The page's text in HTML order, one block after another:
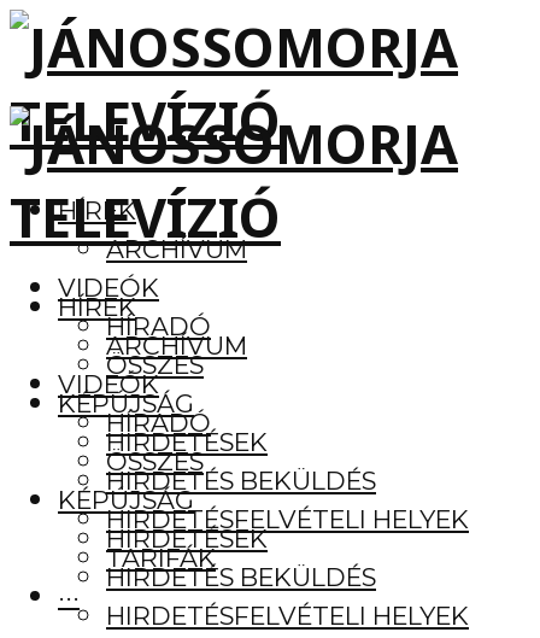
HÍREK
ARCHÍVUM
VIDEÓK
HÍRADÓ
ÖSSZES
KÉPÚJSÁG
HIRDETÉSEK
HIRDETÉS BEKÜLDÉS
HIRDETÉSFELVÉTELI HELYEK
TARIFÁK
···
HÍREK
ARCHÍVUM
VIDEÓK
HÍRADÓ
ÖSSZES
KÉPÚJSÁG
HIRDETÉSEK
HIRDETÉS BEKÜLDÉS
HIRDETÉSFELVÉTELI HELYEK